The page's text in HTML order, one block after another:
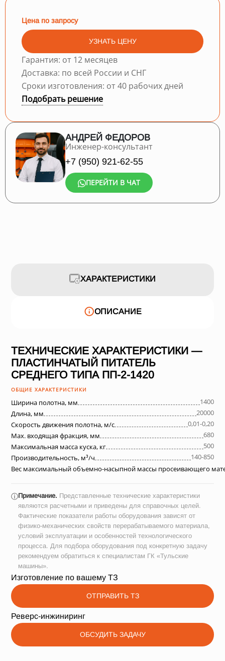
Цена по запросу
УЗНАТЬ ЦЕНУ
Гарантия: от 12 месяцев
Доставка: по всей России и СНГ
Сроки изготовления: от 40 рабочих дней
Подобрать решение
АНДРЕЙ ФЕДОРОВ
Инженер-консультант
+7 (950) 921-62-55
ПЕРЕЙТИ В ЧАТ
ХАРАКТЕРИСТИКИ
ОПИСАНИЕ
ТЕХНИЧЕСКИЕ ХАРАКТЕРИСТИКИ —
ПЛАСТИНЧАТЫЙ ПИТАТЕЛЬ
СРЕДНЕГО ТИПА ПП-2-1420
ОБЩИЕ ХАРАКТЕРИСТИКИ
Ширина полотна, мм
1400
Длина, мм
20000
Скорость движения полотна, м/с
0,01-0,20
Max. входящая фракция, мм
680
Максимальная масса куска, кг
500
Производительность, м³/ч
140-850
Вес максимальный объемно-насыпной массы просеивающего
ⓘПримечание. Представленные технические характеристики
являются расчетными и приведены для справочных целей.
Фактические показатели работы оборудования зависят от
физико-механических свойств перерабатываемого материала,
условий эксплуатации и особенностей технологического
процесса. Для подбора оборудования под конкретную задачу
рекомендуем обратиться к специалистам ГК «Тульские
машины».
Изготовление по вашему ТЗ
ОТПРАВИТЬ ТЗ
Реверс-инжиниринг
ОБСУДИТЬ ЗАДАЧУ